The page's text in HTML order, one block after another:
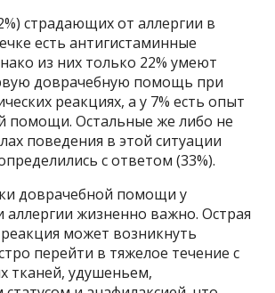
страдающих от аллергии в
есть антигистаминные
из них только 22% умеют
доврачебную помощь при
реакциях, а у 7% есть опыт
помощи. Остальные же либо не
поведения в этой ситуации
с ответом (33%).
доврачебной помощи у
аллергии жизненно важно. Острая
реакция может возникнуть
перейти в тяжелое течение с
тканей, удушеньем,